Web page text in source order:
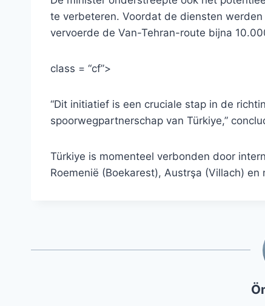
te verbeteren. Voordat de diensten
vervoerde de Van-Tehran-route bijna
class = “cf”>
“Dit initiatief is een cruciale stap in de
spoorwegpartnerschap van Türkiye,”
Türkiye is momenteel verbonden door
Roemenië (Boekarest), Austrşa (Villach)